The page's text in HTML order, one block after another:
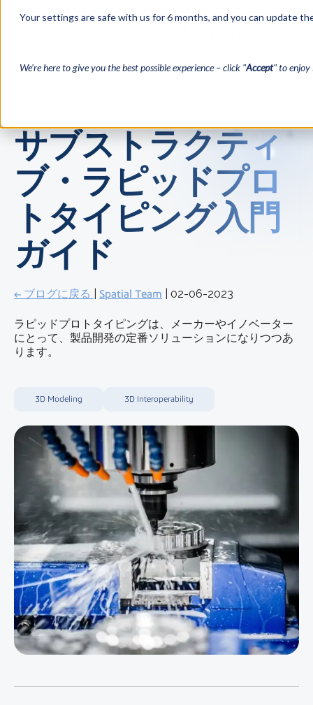
Your settings are safe with us for 6 months, and you can update
We’re here to give you the best possible experience – click "Accept" to
サブストラクティ
ブ・ラピッドプロ
トタイピング入門
ガイド
← ブログに戻る Spatial Team | 02-06-2023
ラピッドプロトタイピングは、メーカーやイノベーター
にとって、製品開発の定番ソリューションになりつつあ
ります。
3D Modeling 3D Interoperability